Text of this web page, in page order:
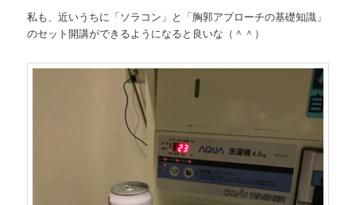
私も、近いうちに「ソラコン」と「胸郭アプローチの基礎知識」
のセット開講ができるようになると良いな（＾＾）